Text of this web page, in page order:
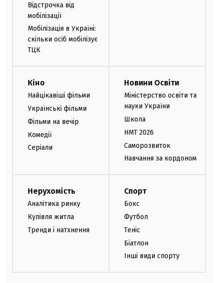
Відстрочка від
мобілізації
Мобілізація в Україні:
скільки осіб мобілізує
ТЦК
Кіно
Найцікавіші фільми
Українські фільми
Фільми на вечір
Комедії
Серіали
Новини Освіти
Міністерство освіти та
науки України
Школа
НМТ 2026
Саморозвиток
Навчання за кордоном
Нерухомість
Аналітика ринку
Купівля житла
Тренди і натхнення
Спорт
Бокс
Футбол
Теніс
Біатлон
Інші види спорту